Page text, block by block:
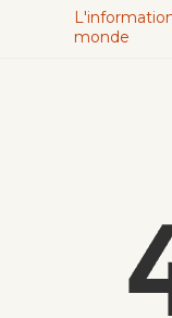
monde